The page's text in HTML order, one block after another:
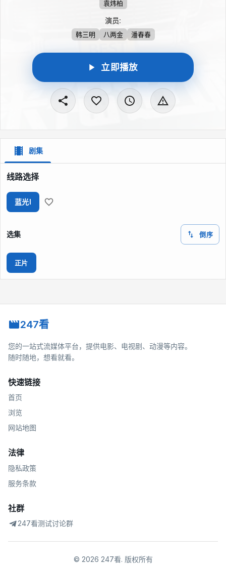
袁炜柏
演员:
韩三明 八两金 潘春春
立即播放
剧集
线路选择
蓝光I
选集 倒序
正片
247看
您的一站式流媒体平台，提供电影、电视剧、动漫等内容。
随时随地，想看就看。
快速链接
首页
浏览
网站地图
法律
隐私政策
服务条款
社群
247看测试讨论群
© 2026 247看. 版权所有